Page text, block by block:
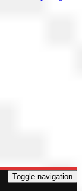
Toggle navigation